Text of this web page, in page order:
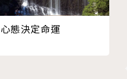
在一樣的情況下能做出
待世界
能帶來自由
世界賺到錢
心態決定命運